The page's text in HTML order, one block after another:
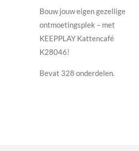
Bouw jouw eigen gezellige
ontmoetingsplek – met
KEEPPLAY Kattencafé
K28046!
Bevat 328 onderdelen.